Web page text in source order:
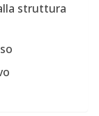
struttura